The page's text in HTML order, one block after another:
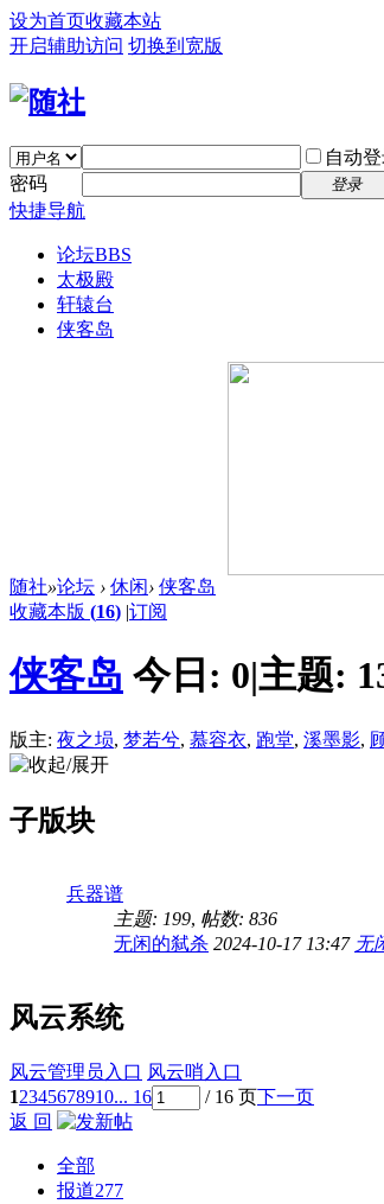
设为首页收藏本站
开启辅助访问 切换到宽版
自动
密码
登录
快捷导航
论坛BBS
太极殿
轩辕台
侠客岛
随社»论坛 › 休闲› 侠客岛
收藏本版 (16) |订阅
侠客岛 今日: 0|主题:
版主: 夜之埙, 梦若兮, 慕容衣, 跑堂, 溪墨影,
子版块
兵器谱
主题: 199, 帖数: 836
无闲的弑杀 2024-10-17 13:47 无
风云系统
风云管理员入口 风云哨入口
12345678910... 16 / 16 页下一页
返 回
全部
报道277